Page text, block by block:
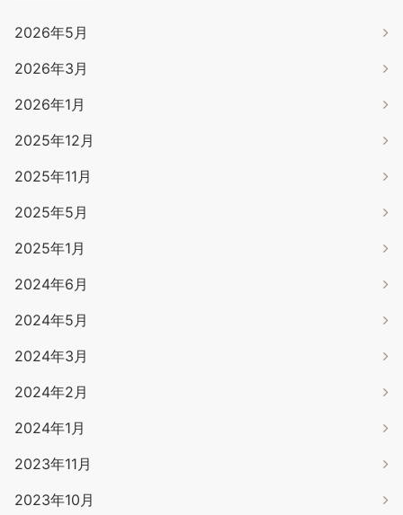
2026年5月
2026年3月
2026年1月
2025年12月
2025年11月
2025年5月
2025年1月
2024年6月
2024年5月
2024年3月
2024年2月
2024年1月
2023年11月
2023年10月